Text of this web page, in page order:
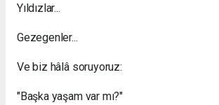
Yıldızlar...
Gezegenler...
Ve biz hâlâ soruyoruz:
"Başka yaşam var mı?"